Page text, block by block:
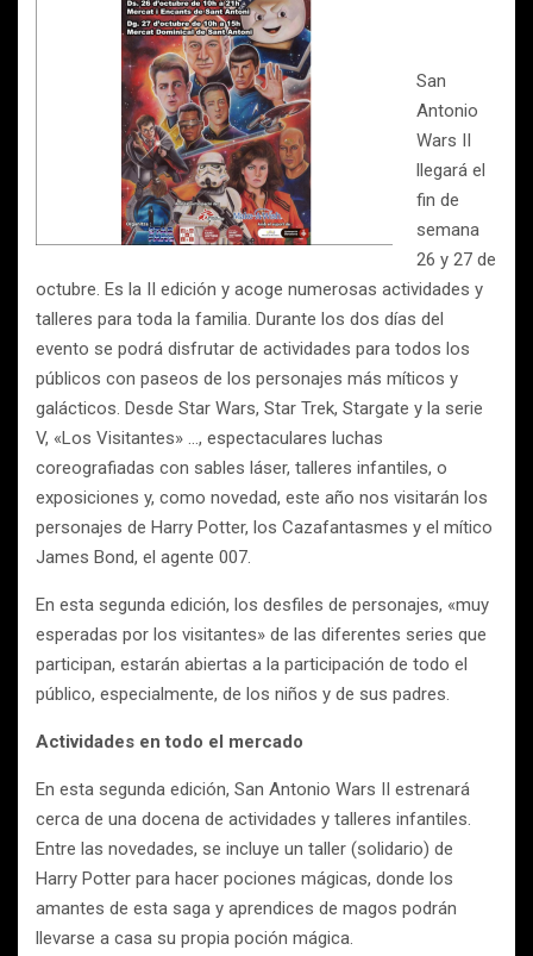
San
Antonio
Wars II
llegará el
fin de
semana
26 y 27 de
octubre. Es la II edición y acoge numerosas actividades y
talleres para toda la familia. Durante los dos días del
evento se podrá disfrutar de actividades para todos los
públicos con paseos de los personajes más míticos y
galácticos. Desde Star Wars, Star Trek, Stargate y la serie
V, «Los Visitantes» …, espectaculares luchas
coreografiadas con sables láser, talleres infantiles, o
exposiciones y, como novedad, este año nos visitarán los
personajes de Harry Potter, los Cazafantasmes y el mítico
James Bond, el agente 007.
En esta segunda edición, los desfiles de personajes, «muy
esperadas por los visitantes» de las diferentes series que
participan, estarán abiertas a la participación de todo el
público, especialmente, de los niños y de sus padres.
Actividades en todo el mercado
En esta segunda edición, San Antonio Wars II estrenará
cerca de una docena de actividades y talleres infantiles.
Entre las novedades, se incluye un taller (solidario) de
Harry Potter para hacer pociones mágicas, donde los
amantes de esta saga y aprendices de magos podrán
llevarse a casa su propia poción mágica.